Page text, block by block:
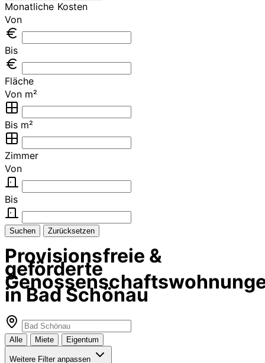
Monatliche Kosten
Von
Bis
Fläche
Von m²
Bis m²
Zimmer
Von
Bis
Suchen Zurücksetzen
Provisionsfreie &
geförderte
in Bad Schönau
Alle Miete Eigentum
Weitere Filter anpassen